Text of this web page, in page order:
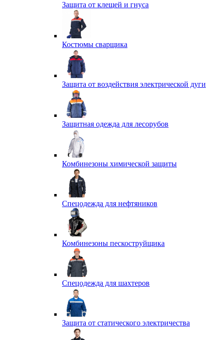
Защита от клещей и гнуса
Костюмы сварщика
Защита от воздействия электрической дуги
Защитная одежда для лесорубов
Комбинезоны химической защиты
Спецодежда для нефтяников
Комбинезоны пескоструйщика
Спецодежда для шахтеров
Защита от статического электричества